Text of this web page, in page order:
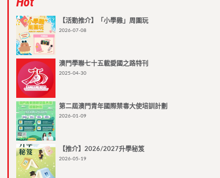
【活動推介】「小學雞」周圍玩
2026-07-08
澳門學聯七十五載愛國之路特刊
2025-04-30
第二屆澳門青年國際禁毒大使培訓計劃
2026-01-09
【推介】2026/2027升學秘笈
2026-05-19